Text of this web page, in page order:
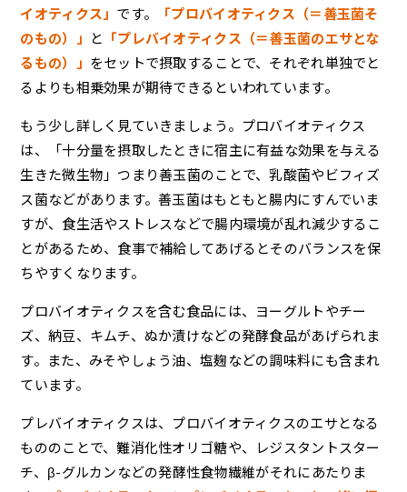
イオティクス」 です。
「プロバイオティクス（＝善玉菌そ
のもの）」 と 「プレバイオティクス（＝善玉菌のエサとな
るもの）」 をセットで摂取することで、それぞれ単独でと
るよりも相乗効果が期待できるといわれています。
もう少し詳しく見ていきましょう。プロバイオティクス
は、「十分量を摂取したときに宿主に有益な効果を与える
生きた微生物」つまり善玉菌のことで、乳酸菌やビフィズ
ス菌などがあります。善玉菌はもともと腸内にすんでいま
すが、食生活やストレスなどで腸内環境が乱れ減少するこ
とがあるため、食事で補給してあげるとそのバランスを保
ちやすくなります。
プロバイオティクスを含む食品には、ヨーグルトやチー
ズ、納豆、キムチ、ぬか漬けなどの発酵食品があげられま
す。また、みそやしょう油、塩麹などの調味料にも含まれ
ています。
プレバイオティクスは、プロバイオティクスのエサとなる
もののことで、難消化性オリゴ糖や、レジスタントスター
チ、β-グルカンなどの発酵性食物繊維がそれにあたりま